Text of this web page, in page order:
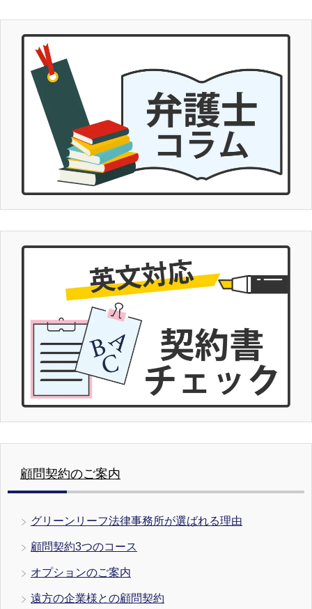
顧問契約のご案内
グリーンリーフ法律事務所が選ばれる理由
顧問契約3つのコース
オプションのご案内
遠方の企業様との顧問契約